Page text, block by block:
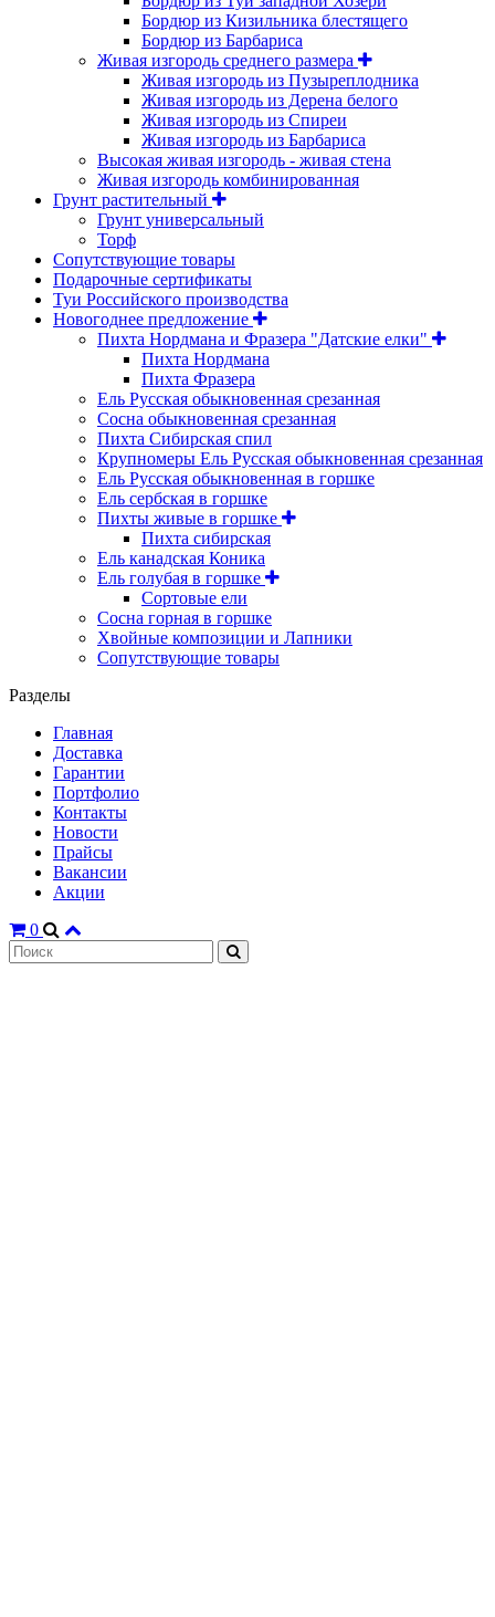
Бордюр из Кизильника блестящего
Бордюр из Барбариса
Живая изгородь среднего размера
Живая изгородь из Пузыреплодника
Живая изгородь из Дерена белого
Живая изгородь из Спиреи
Живая изгородь из Барбариса
Высокая живая изгородь - живая стена
Живая изгородь комбинированная
Грунт растительный
Грунт универсальный
Торф
Сопутствующие товары
Подарочные сертификаты
Туи Российского производства
Новогоднее предложение
Пихта Нордмана и Фразера "Датские елки"
Пихта Нордмана
Пихта Фразера
Ель Русская обыкновенная срезанная
Сосна обыкновенная срезанная
Пихта Сибирская спил
Крупномеры Ель Русская обыкновенная срезанная
Ель Русская обыкновенная в горшке
Ель сербская в горшке
Пихты живые в горшке
Пихта сибирская
Ель канадская Коника
Ель голубая в горшке
Сортовые ели
Сосна горная в горшке
Хвойные композиции и Лапники
Сопутствующие товары
Разделы
Главная
Доставка
Гарантии
Портфолио
Контакты
Новости
Прайсы
Вакансии
Акции
0